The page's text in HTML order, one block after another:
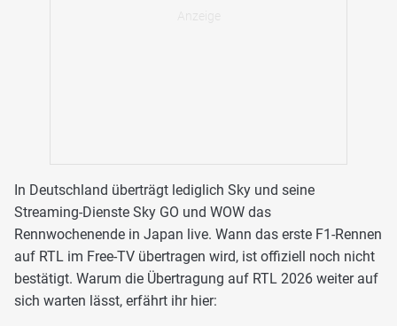
In Deutschland überträgt lediglich Sky und seine
Streaming-Dienste Sky GO und WOW das
Rennwochenende in Japan live. Wann das erste F1-Rennen
auf RTL im Free-TV übertragen wird, ist offiziell noch nicht
bestätigt. Warum die Übertragung auf RTL 2026 weiter auf
sich warten lässt, erfährt ihr hier: